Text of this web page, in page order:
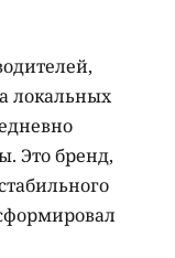
локальных
Это бренд,